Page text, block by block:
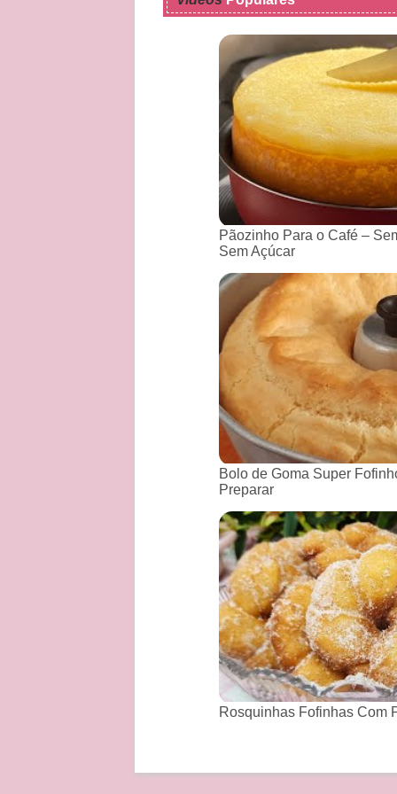
Pãozinho Para o Café –
Sem Açúcar
Bolo de Goma Super
Preparar
Rosquinhas Fofinhas Com